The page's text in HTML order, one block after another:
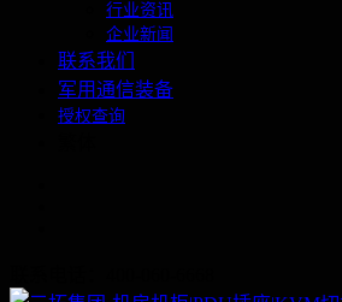
行业资讯
企业新闻
联系我们
军用通信装备
授权查询